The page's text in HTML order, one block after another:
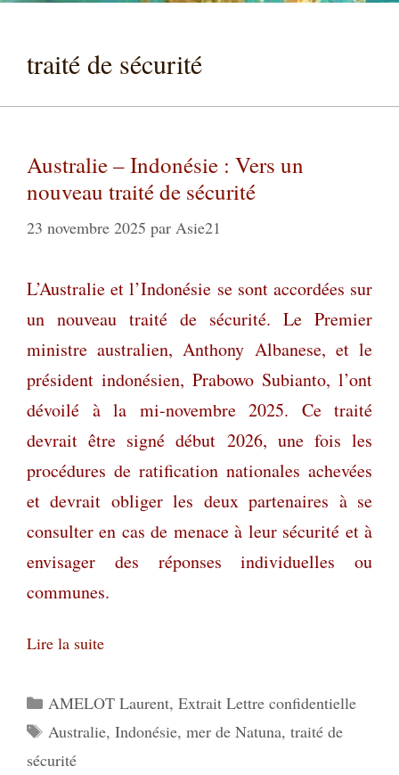
traité de sécurité
Australie – Indonésie : Vers un
nouveau traité de sécurité
23 novembre 2025 par Asie21
L’Australie et l’Indonésie se sont accordées sur
un nouveau traité de sécurité. Le Premier
ministre australien, Anthony Albanese, et le
président indonésien, Prabowo Subianto, l’ont
dévoilé à la mi-novembre 2025. Ce traité
devrait être signé début 2026, une fois les
procédures de ratification nationales achevées
et devrait obliger les deux partenaires à se
consulter en cas de menace à leur sécurité et à
envisager des réponses individuelles ou
communes.
Lire la suite
Catégories
AMELOT Laurent, Extrait Lettre confidentielle
Étiquettes
Australie, Indonésie, mer de Natuna, traité de
sécurité